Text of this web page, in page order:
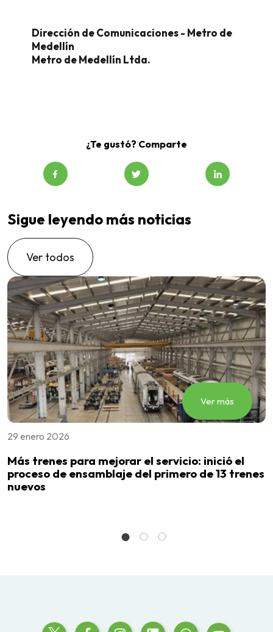
Dirección de Comunicaciones - Metro de
Medellín
Metro de Medellín Ltda.
¿Te gustó? Comparte
Sigue leyendo más noticias
Ver todos
Ver más
29 enero 2026
Más trenes para mejorar el servicio: inició el
proceso de ensamblaje del primero de 13 trenes
nuevos